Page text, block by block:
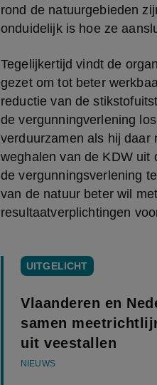
rond de natuurgebieden
onduidelijk is hoe ze
Tegelijkertijd vindt de
gezet om tot beter
reductie van de
de vergunningverlening
verduurzamen als hij daar
weghalen van de KDW uit
de vergunningsverlening
van de natuur beter wil
resultaatverplichtingen
UITGELICHT
Vlaanderen en
samen
uit veestallen
NIEUWS